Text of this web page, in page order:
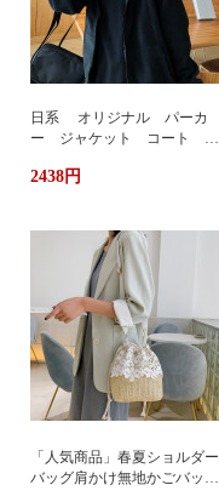
日系 オリジナル パーカ
ー ジャケット コート 暖
ス ユニセックス 男女兼用
2438円
「人気商品」春夏ショルダー
バッグ肩かけ無地かごバッグ